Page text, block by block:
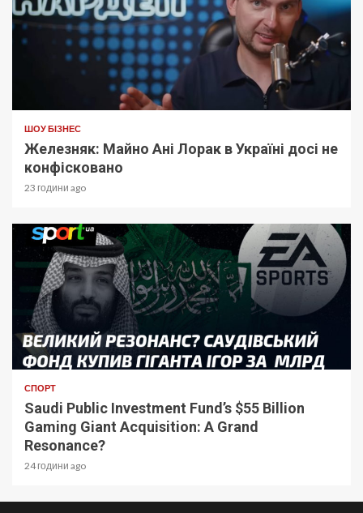
ШОУ БІЗНЕС
Железняк: Майно Ані Лорак в Україні досі не
конфісковано
23 години ago
СПОРТ
Saudi Public Investment Fund’s $55 Billion
Gaming Giant Acquisition: A Grand
Resonance?
24 години ago